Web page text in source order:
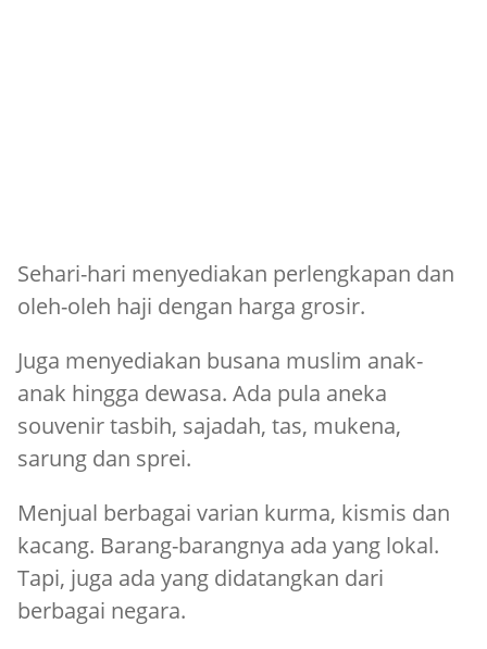
Sehari-hari menyediakan perlengkapan dan
oleh-oleh haji dengan harga grosir.
Juga menyediakan busana muslim anak-
anak hingga dewasa. Ada pula aneka
souvenir tasbih, sajadah, tas, mukena,
sarung dan sprei.
Menjual berbagai varian kurma, kismis dan
kacang. Barang-barangnya ada yang lokal.
Tapi, juga ada yang didatangkan dari
berbagai negara.